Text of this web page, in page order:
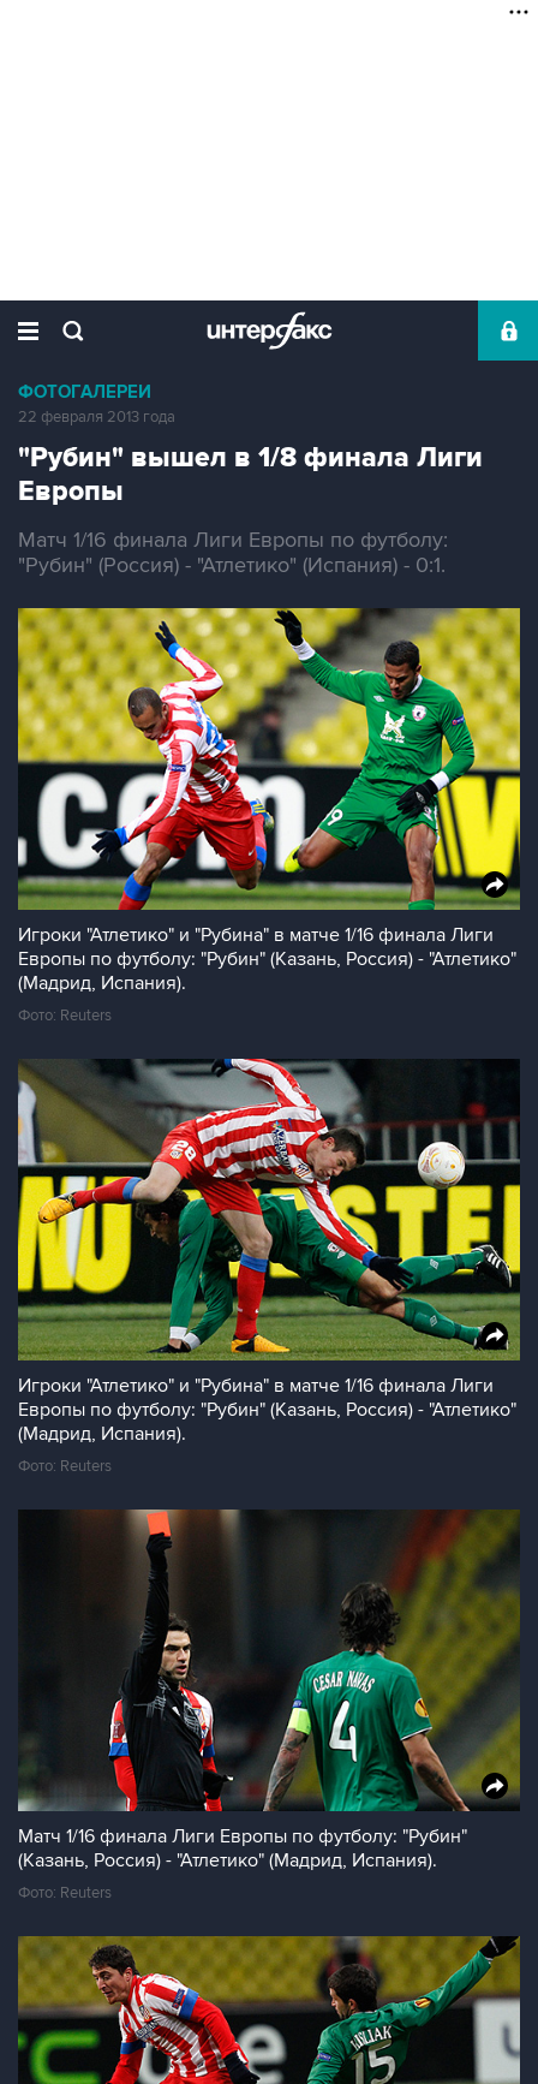
ФОТОГАЛЕРЕИ
22 февраля 2013 года
"Рубин" вышел в 1/8 финала Лиги
Европы
Матч 1/16 финала Лиги Европы по футболу:
"Рубин" (Россия) - "Атлетико" (Испания) - 0:1.
Игроки "Атлетико" и "Рубина" в матче 1/16 финала Лиги
Европы по футболу: "Рубин" (Казань, Россия) - "Атлетико"
(Мадрид, Испания).
Фото: Reuters
Игроки "Атлетико" и "Рубина" в матче 1/16 финала Лиги
Европы по футболу: "Рубин" (Казань, Россия) - "Атлетико"
(Мадрид, Испания).
Фото: Reuters
Матч 1/16 финала Лиги Европы по футболу: "Рубин"
(Казань, Россия) - "Атлетико" (Мадрид, Испания).
Фото: Reuters